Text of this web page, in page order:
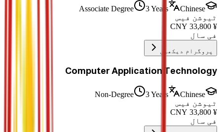
Associate Degree 3 Years
Chinese
ٹیوشن فیس
¥
33,800
فی سال
پروگرام دیکھیں
Computer Application Technology
Non-Degree 3 Years
Chinese
ٹیوشن فیس
¥
33,800
فی سال